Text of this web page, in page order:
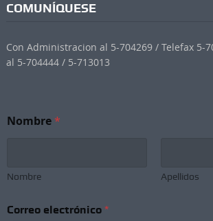
COMUNÍQUESE
Con Administracion al 5-704269 / Telefax 5-
al 5-704444 / 5-713013
Nombre*
Nombre Apellidos
Correo electrónico *